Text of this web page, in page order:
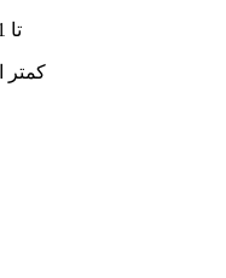
تا 1 ساعت قبل از حرکت: